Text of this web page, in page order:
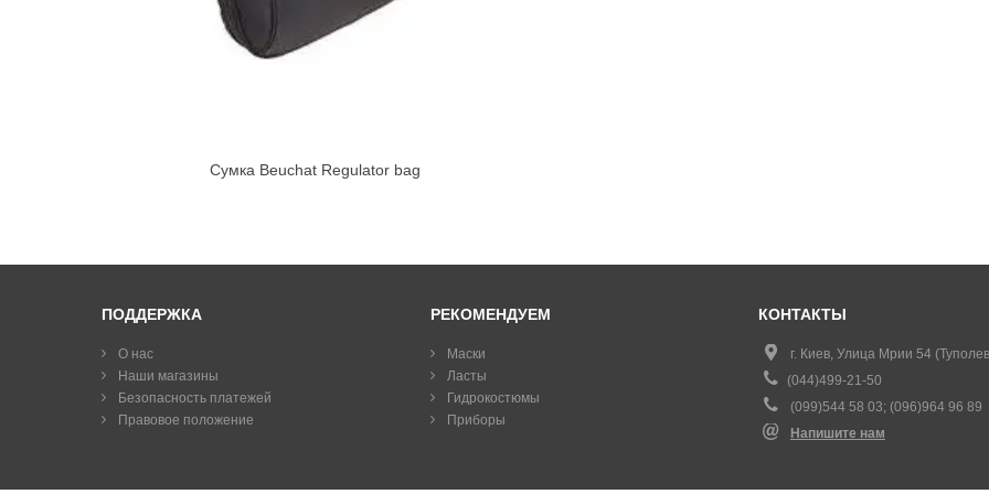
Сумка Beuchat Regulator bag
ПОДДЕРЖКА
О нас
Наши магазины
Безопасность платежей
Правовое положение
РЕКОМЕНДУЕМ
Маски
Ласты
Гидрокостюмы
Приборы
КОНТАКТЫ
г. Киев, Улица Мрии 54
(044)499-21-50
(099)544 58 03; (096)964 96 89
Напишите нам